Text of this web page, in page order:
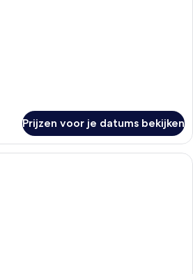
Prijzen voor je datums bekijken